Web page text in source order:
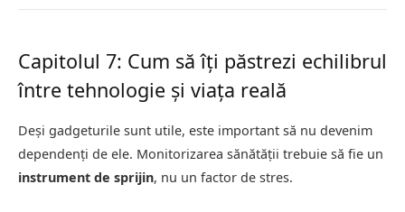
Capitolul 7: Cum să îți păstrezi echilibrul
între tehnologie și viața reală
Deși gadgeturile sunt utile, este important să nu devenim
dependenți de ele. Monitorizarea sănătății trebuie să fie un
instrument de sprijin, nu un factor de stres.